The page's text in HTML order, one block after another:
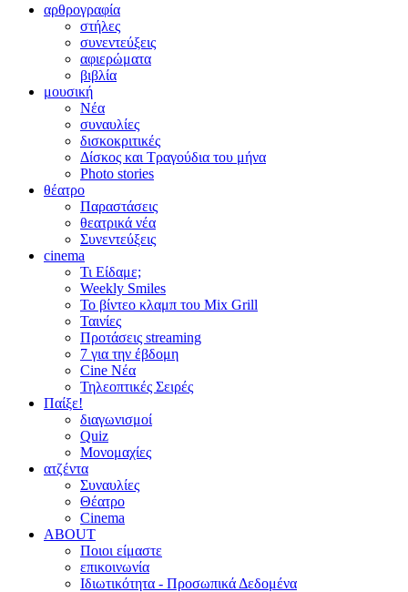
αρθρογραφία
στήλες
συνεντεύξεις
αφιερώματα
βιβλία
μουσική
Νέα
συναυλίες
δισκοκριτικές
Δίσκος και Τραγούδια του μήνα
Photo stories
θέατρο
Παραστάσεις
θεατρικά νέα
Συνεντεύξεις
cinema
Τι Είδαμε;
Weekly Smiles
Το βίντεο κλαμπ του Mix Grill
Ταινίες
Προτάσεις streaming
7 για την έβδομη
Cine Νέα
Τηλεοπτικές Σειρές
Παίξε!
διαγωνισμοί
Quiz
Μονομαχίες
ατζέντα
Συναυλίες
Θέατρο
Cinema
ABOUT
Ποιοι είμαστε
επικοινωνία
Ιδιωτικότητα - Προσωπικά Δεδομένα